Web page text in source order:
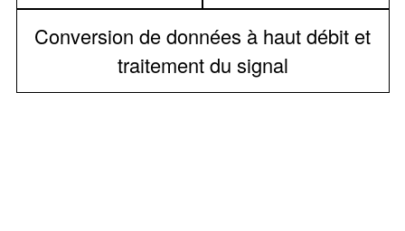
Conversion de données à haut débit et
traitement du signal